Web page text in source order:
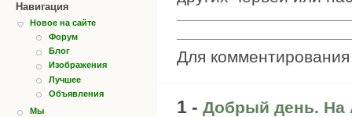
Навигация
Новое на сайте
Форум
Блог
Изображения
Лучшее
Объявления
Мы
Для
1 - Добрый день. На